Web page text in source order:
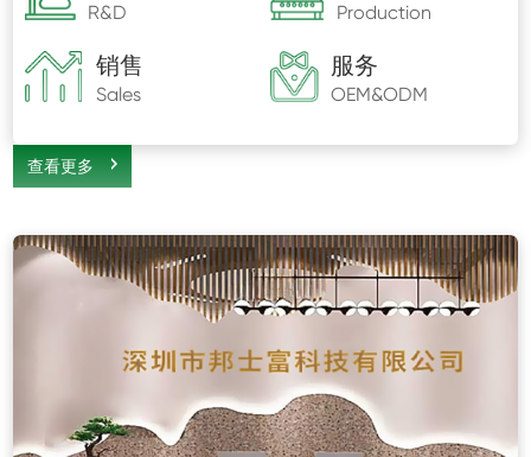
R&D Production
销售
Sales
服务
OEM&ODM
查看更多